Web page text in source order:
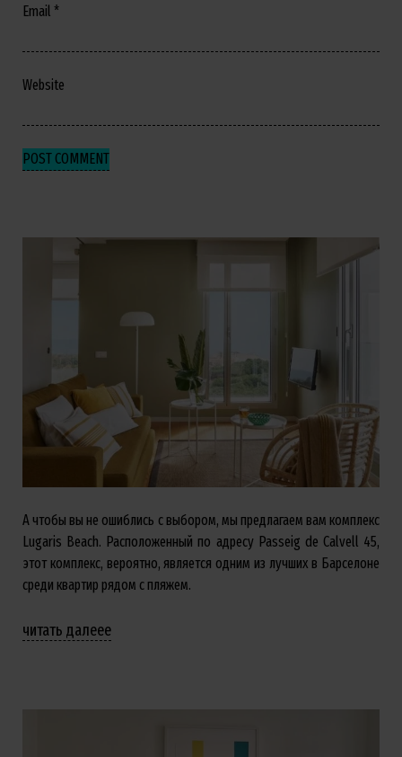
Email *
Website
А чтобы вы не ошиблись с выбором, мы предлагаем вам комплекс
Lugaris Beach. Расположенный по адресу Passeig de Calvell 45,
этот комплекс, вероятно, является одним из лучших в Барселоне
среди квартир рядом с пляжем.
читать далееe